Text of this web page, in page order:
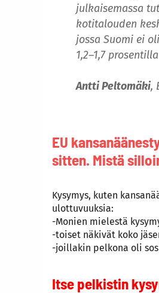
julkaisemassa
kotitalouden
jossa Suomi ei
1,2–1,7
Antti Peltomäki,
EU
sitten. Mistä
Kysymys, kuten
ulottuvuuksia:
-Monien mielestä
-toiset näkivät koko
-joillakin pelkona oli
Itse pelkistin